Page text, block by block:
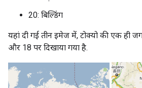
20: बिल्डिंग
यहां दी गई तीन इमेज में, टोक्यो की एक ही
और 18 पर दिखाया गया है.